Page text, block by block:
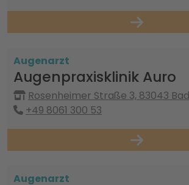
Augenarzt
Augenpraxisklinik Auro
Rosenheimer Straße 3, 83043
+49 8061 300 53
Augenarzt